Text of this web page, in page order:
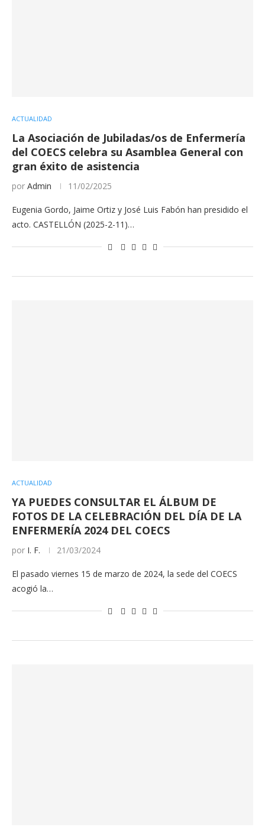
ACTUALIDAD
La Asociación de Jubiladas/os de Enfermería
del COECS celebra su Asamblea General con
gran éxito de asistencia
por Admin 11/02/2025
Eugenia Gordo, Jaime Ortiz y José Luis Fabón han presidido el
acto. CASTELLÓN (2025-2-11)…
ACTUALIDAD
YA PUEDES CONSULTAR EL ÁLBUM DE
FOTOS DE LA CELEBRACIÓN DEL DÍA DE LA
ENFERMERÍA 2024 DEL COECS
por I. F. 21/03/2024
El pasado viernes 15 de marzo de 2024, la sede del COECS
acogió la…